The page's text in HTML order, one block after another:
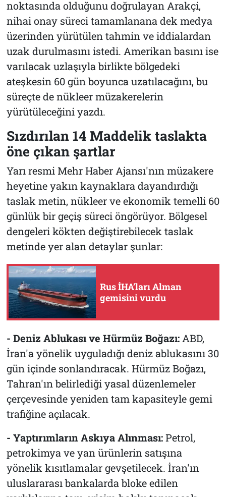
noktasında olduğunu doğrulayan Arakçi,
nihai onay süreci tamamlanana dek medya
üzerinden yürütülen tahmin ve iddialardan
uzak durulmasını istedi. Amerikan basını ise
varılacak uzlaşıyla birlikte bölgedeki
ateşkesin 60 gün boyunca uzatılacağını, bu
süreçte de nükleer müzakerelerin
yürütüleceğini yazdı.
Sızdırılan 14 Maddelik taslakta
öne çıkan şartlar
Yarı resmi Mehr Haber Ajansı'nın müzakere
heyetine yakın kaynaklara dayandırdığı
taslak metin, nükleer ve ekonomik temelli 60
günlük bir geçiş süreci öngörüyor. Bölgesel
dengeleri kökten değiştirebilecek taslak
metinde yer alan detaylar şunlar:
Rus İHA’ları Alman
gemisini vurdu
- Deniz Ablukası ve Hürmüz Boğazı:ABD,
İran'a yönelik uyguladığı deniz ablukasını 30
gün içinde sonlandıracak. Hürmüz Boğazı,
Tahran'ın belirlediği yasal düzenlemeler
çerçevesinde yeniden tam kapasiteyle gemi
trafiğine açılacak.
- Yaptırımların Askıya Alınması:Petrol,
petrokimya ve yan ürünlerin satışına
yönelik kısıtlamalar gevşetilecek. İran'ın
uluslararası bankalarda bloke edilen